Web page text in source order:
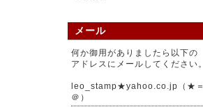
メール
何か御用がありましたら以下の
アドレスにメールしてください。
leo_stamp★yahoo.co.jp（★＝
＠）